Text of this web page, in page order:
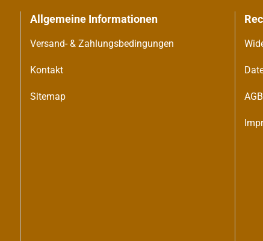
Allgemeine Informationen
Versand- & Zahlungsbedingungen
Kontakt
Sitemap AGB